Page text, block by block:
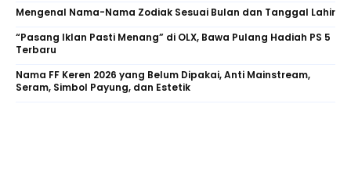
Mengenal Nama-Nama Zodiak Sesuai Bulan dan Tanggal Lahir
“Pasang Iklan Pasti Menang” di OLX, Bawa Pulang Hadiah PS 5
Terbaru
Nama FF Keren 2026 yang Belum Dipakai, Anti Mainstream,
Seram, Simbol Payung, dan Estetik